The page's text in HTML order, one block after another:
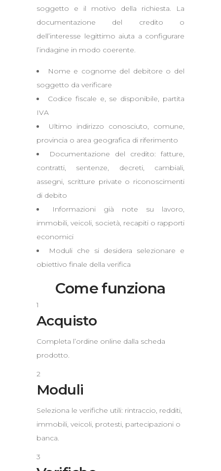
soggetto e il motivo della richiesta. La
documentazione del credito o
dell’interesse legittimo aiuta a configurare
l’indagine in modo coerente.
Nome e cognome del debitore o del
soggetto da verificare
Codice fiscale e, se disponibile, partita
IVA
Ultimo indirizzo conosciuto, comune,
provincia o area geografica di riferimento
Documentazione del credito: fatture,
contratti, sentenze, decreti, cambiali,
assegni, scritture private o riconoscimenti
di debito
Informazioni già note su lavoro,
immobili, veicoli, società, recapiti o rapporti
economici
Moduli che si desidera selezionare e
obiettivo finale della verifica
Come funziona
1
Acquisto
Completa l’ordine online dalla scheda
prodotto.
2
Moduli
Seleziona le verifiche utili: rintraccio, redditi,
immobili, veicoli, protesti, partecipazioni o
banca.
3